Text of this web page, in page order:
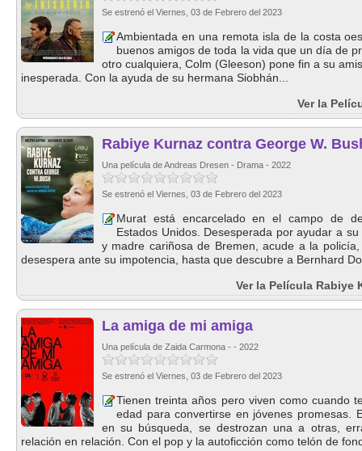
Se estrenó el Viernes, 03 de Febrero del 2023
Ambientada en una remota isla de la costa
buenos amigos de toda la vida que un día de
otro cualquiera, Colm (Gleeson) pone fin a su
inesperada. Con la ayuda de su hermana Siobhán...
Ver la
Rabiye Kurnaz contra George W.
Una película de Andreas Dresen - Drama - 2022
Se estrenó el Viernes, 03 de Febrero del 2023
Murat está encarcelado en el campo de
Estados Unidos. Desesperada por ayudar a
y madre cariñosa de Bremen, acude a la
desespera ante su impotencia, hasta que descubre a Bernhard
Ver la Película Rabiye
La amiga de mi amiga
Una película de Zaida Carmona - - 2022
Se estrenó el Viernes, 03 de Febrero del 2023
Tienen treinta años pero viven como cuando
edad para convertirse en jóvenes promesas.
en su búsqueda, se destrozan una a otras,
relación en relación. Con el pop y la autoficción como telón de